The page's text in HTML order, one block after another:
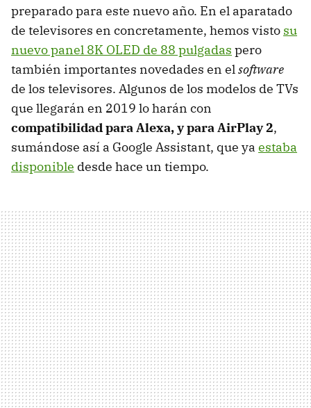
preparado para este nuevo año. En el aparatado
de televisores en concretamente, hemos visto su
nuevo panel 8K OLED de 88 pulgadas pero
también importantes novedades en el software
de los televisores. Algunos de los modelos de TVs
que llegarán en 2019 lo harán con
compatibilidad para Alexa, y para AirPlay 2,
sumándose así a Google Assistant, que ya estaba
disponible desde hace un tiempo.